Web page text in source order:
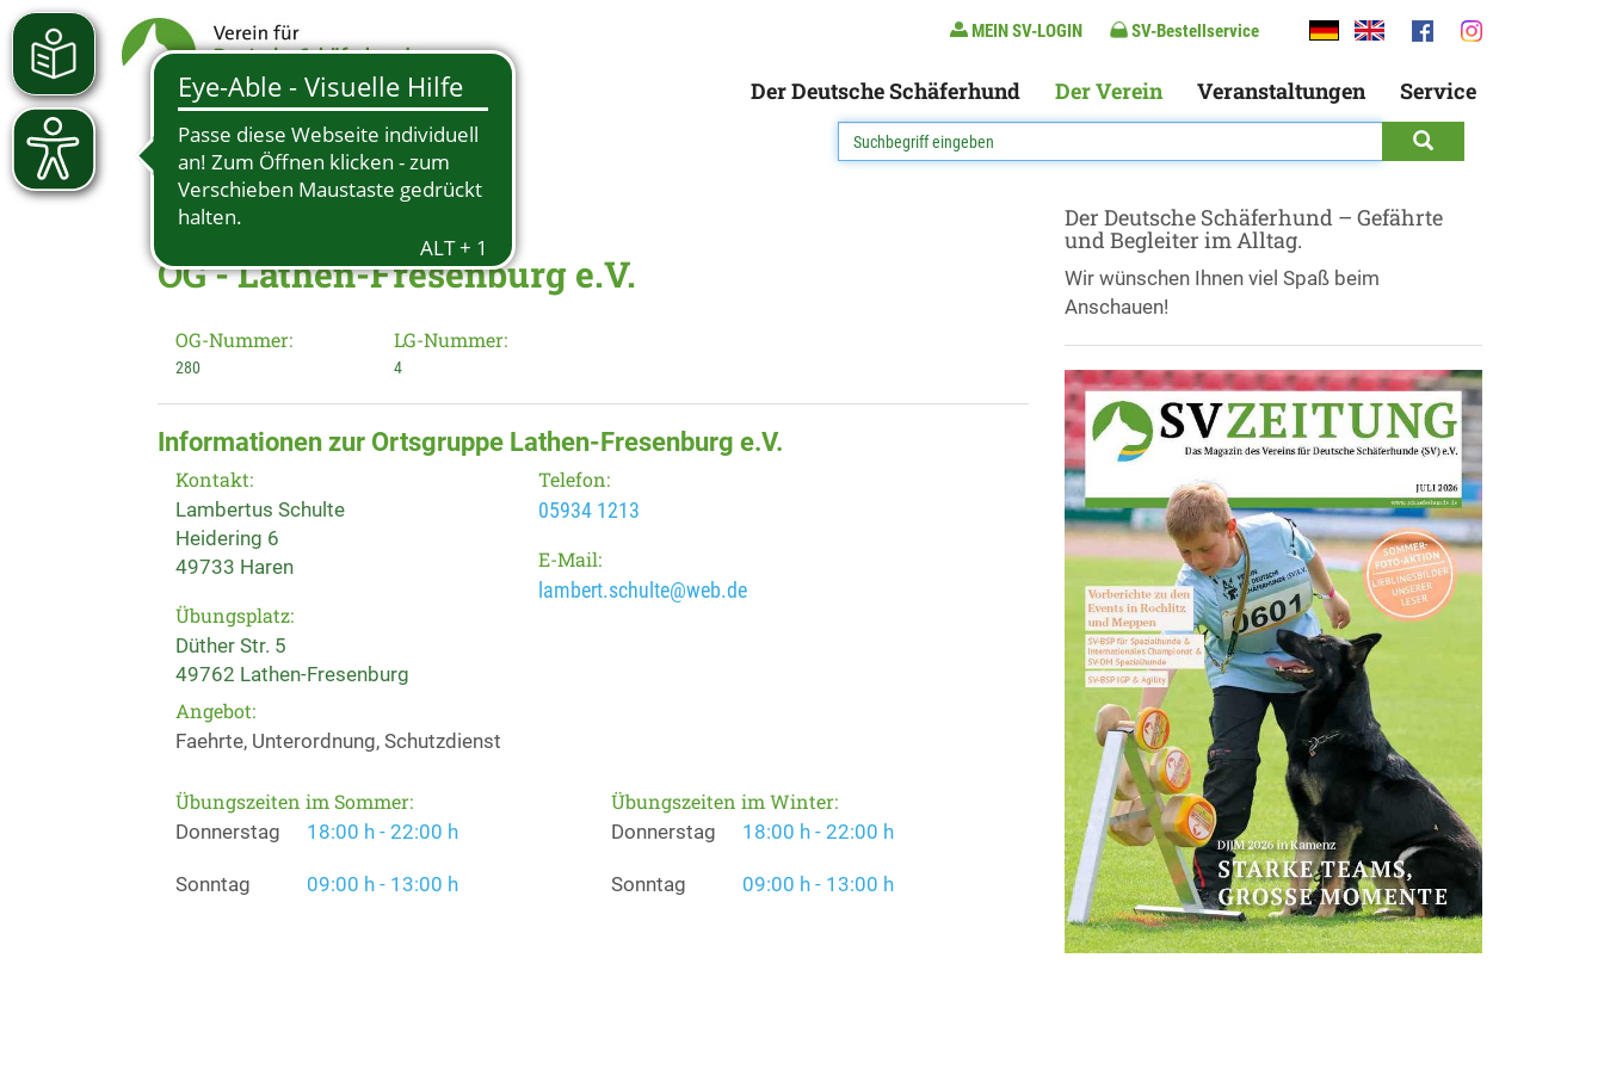
MEIN SV-LOGIN SV-Bestellservice
Der Deutsche Schäferhund Der Verein Veranstaltungen Service
OG - Lathen-Fresenburg e.V.
OG-Nummer:
280
LG-Nummer:
4
Informationen zur Ortsgruppe Lathen-Fresenburg e.V.
Kontakt:
Lambertus Schulte
Heidering 6
49733 Haren
Übungsplatz:
Düther Str. 5
49762 Lathen-Fresenburg
Telefon:
05934 1213
E-Mail:
lambert.schulte@web.de
Angebot:
Faehrte, Unterordnung, Schutzdienst
Übungszeiten im Sommer:
Donnerstag 18:00 h - 22:00 h
Sonntag 09:00 h - 13:00 h
Übungszeiten im Winter:
Donnerstag 18:00 h - 22:00 h
Sonntag 09:00 h - 13:00 h
Der Deutsche Schäferhund – Gefährte
und Begleiter im Alltag.
Wir wünschen Ihnen viel Spaß beim
Anschauen!